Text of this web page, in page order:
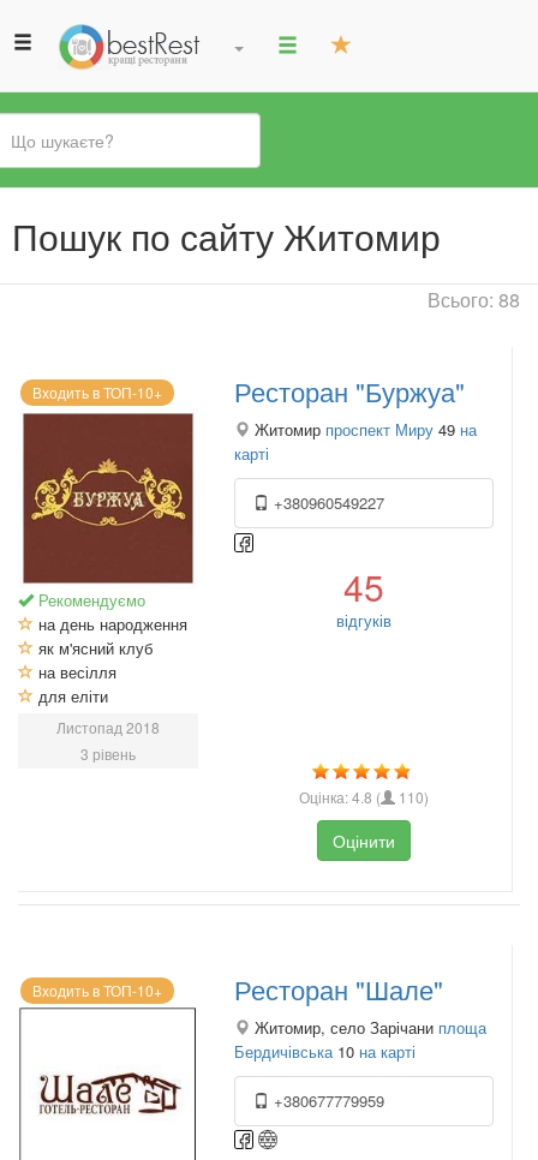
Ви
єПошук по сайту Житомир
Всього: 88
Входить в ТОП-10+
Рекомендуємо
на день народження
як м'ясний клуб
на весілля
для еліти
Листопад 2018
3 рівень
Ресторан "Буржуа"
Житомир проспект Миру 49 на
карті
+380960549227
45
відгуків
Оцінка:4.8 ( 110)
Оцінити
Входить в ТОП-10+ Ресторан "Шале"
Житомир, село Зарічани площа
Бердичівська 10 на карті
+380677779959